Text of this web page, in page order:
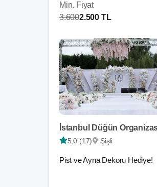
Min. Fiyat
3.6002.500 TL
İstanbul Düğün
5,0 (17) Şişli
Pist ve Ayna Dekoru Hediye!